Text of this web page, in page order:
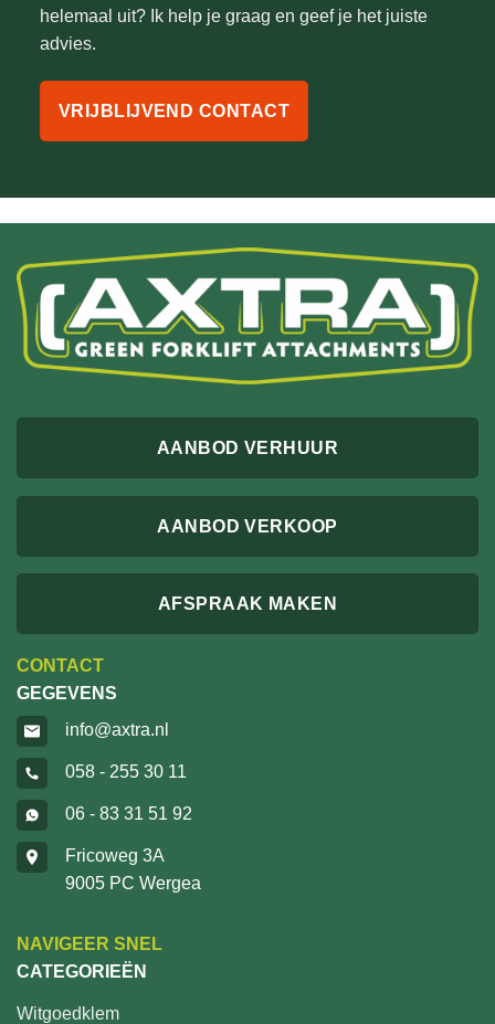
helemaal uit? Ik help je graag en geef je het juiste
advies.
VRIJBLIJVEND CONTACT
AANBOD VERHUUR
AANBOD VERKOOP
AFSPRAAK MAKEN
CONTACT
GEGEVENS
info@axtra.nl
058 - 255 30 11
06 - 83 31 51 92
Fricoweg 3A
9005 PC Wergea
NAVIGEER SNEL
CATEGORIEËN
Witgoedklem